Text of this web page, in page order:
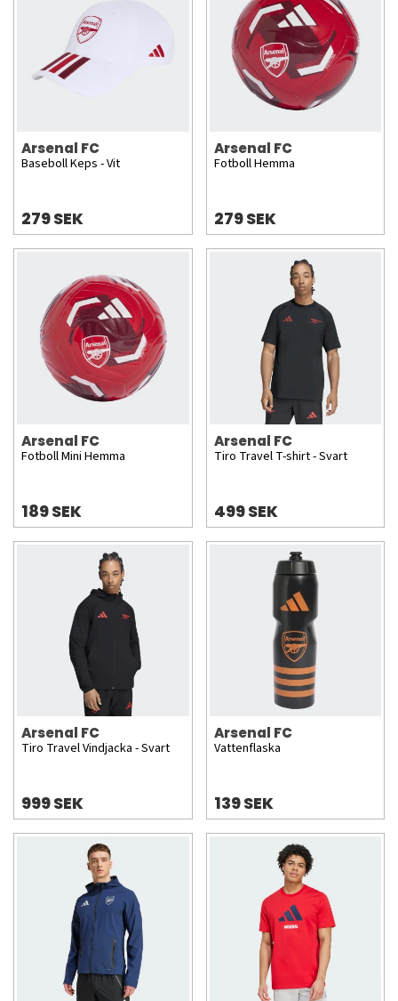
Arsenal FC
Baseboll Keps - Vit
279 SEK
Arsenal FC
Fotboll Hemma
279 SEK
Arsenal FC
Fotboll Mini Hemma
189 SEK
Arsenal FC
Tiro Travel T-shirt - Svart
499 SEK
Arsenal FC
Tiro Travel Vindjacka - Svart
999 SEK
Arsenal FC
Vattenflaska
139 SEK